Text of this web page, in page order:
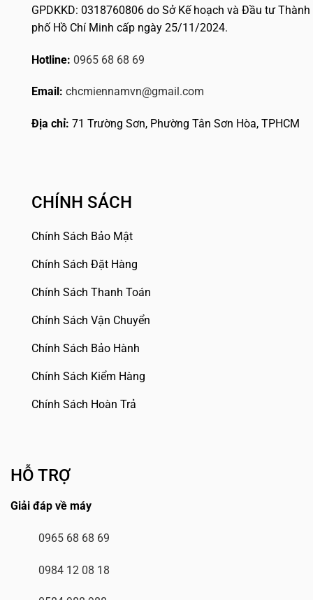
GPDKKD: 0318760806 do Sở Kế hoạch và Đầu tư Thành
phố Hồ Chí Minh cấp ngày 25/11/2024.
Hotline: 0965 68 68 69
Email: chcmiennamvn@gmail.com
Địa chỉ: 71 Trường Sơn, Phường Tân Sơn Hòa, TPHCM
CHÍNH SÁCH
Chính Sách Bảo Mật
Chính Sách Đặt Hàng
Chính Sách Thanh Toán
Chính Sách Vận Chuyển
Chính Sách Bảo Hành
Chính Sách Kiểm Hàng
Chính Sách Hoàn Trả
HỖ TRỢ
Giải đáp về máy
0965 68 68 69
0984 12 08 18